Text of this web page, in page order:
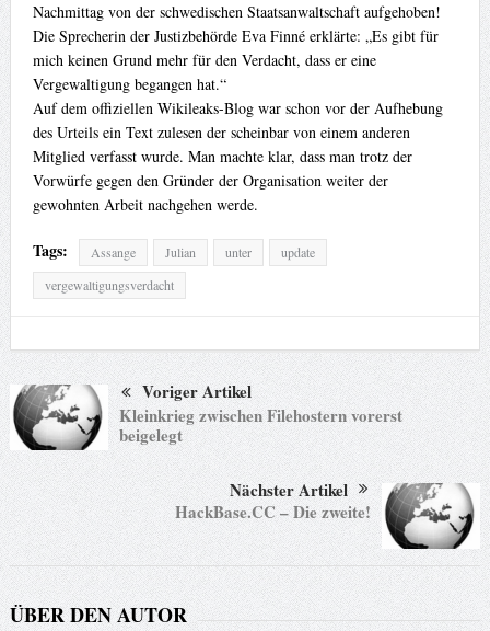
Nachmittag von der schwedischen Staatsanwaltschaft aufgehoben!
Die Sprecherin der Justizbehörde Eva Finné erklärte: „Es gibt für
mich keinen Grund mehr für den Verdacht, dass er eine
Vergewaltigung begangen hat.“
Auf dem offiziellen Wikileaks-Blog war schon vor der Aufhebung
des Urteils ein Text zulesen der scheinbar von einem anderen
Mitglied verfasst wurde. Man machte klar, dass man trotz der
Vorwürfe gegen den Gründer der Organisation weiter der
gewohnten Arbeit nachgehen werde.
Tags: Assange Julian unter
update
vergewaltigungsverdacht
Voriger Artikel
Kleinkrieg zwischen Filehostern vorerst
beigelegt
Nächster Artikel
HackBase.CC – Die zweite!
ÜBER DEN AUTOR